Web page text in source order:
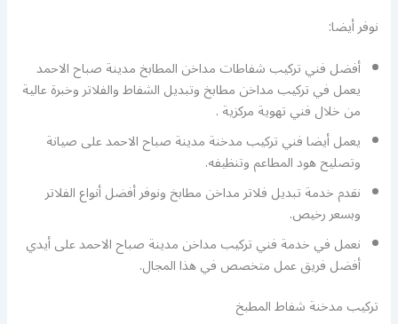
نوفر أيضا:
أفضل فني تركيب شفاطات مداخن المطابخ مدينة صباح الاحمد
يعمل في تركيب مداخن مطابخ وتبديل الشفاط والفلاتر وخبرة عالية
من خلال فني تهوية مركزية .
يعمل أيضا فني تركيب مدخنة مدينة صباح الاحمد على صيانة
وتصليح هود المطاعم وتنظيفه.
نقدم خدمة تبديل فلاتر مداخن مطابخ ونوفر أفضل أنواع الفلاتر
وبسعر رخيص.
نعمل في خدمة فني تركيب مداخن مدينة صباح الاحمد على أيدي
أفضل فريق عمل متخصص في هذا المجال.
تركيب مدخنة شفاط المطبخ